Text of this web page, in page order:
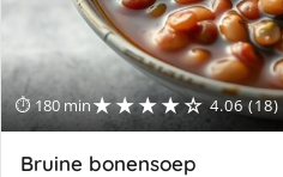
⏱ 180 min★★★★☆ 4.06 (18)
Bruine bonensoep